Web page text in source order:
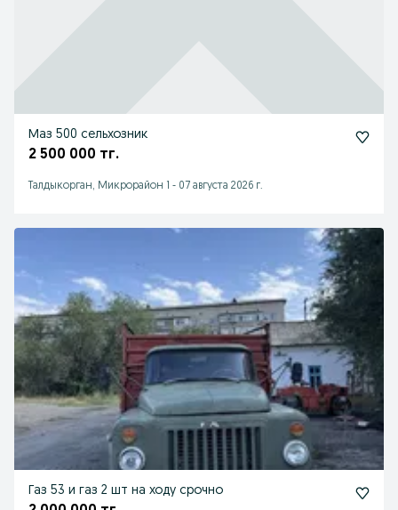
Маз 500 сельхозник
2 500 000 тг.
Талдыкорган, Микрорайон 1 - 07 августа 2026 г.
Газ 53 и газ 2 шт на ходу срочно